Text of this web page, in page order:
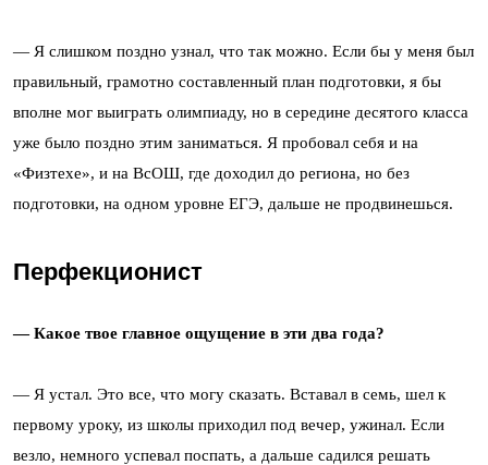
— Я слишком поздно узнал, что так можно. Если бы у меня был
правильный, грамотно составленный план подготовки, я бы
вполне мог выиграть олимпиаду, но в середине десятого класса
уже было поздно этим заниматься. Я пробовал себя и на
«Физтехе», и на ВсОШ, где доходил до региона, но без
подготовки, на одном уровне ЕГЭ, дальше не продвинешься.
Перфекционист
— Какое твое главное ощущение в эти два года?
— Я устал. Это все, что могу сказать. Вставал в семь, шел к
первому уроку, из школы приходил под вечер, ужинал. Если
везло, немного успевал поспать, а дальше садился решать